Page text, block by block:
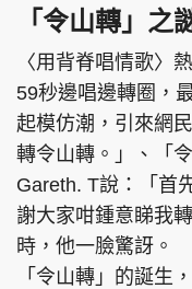
「令山轉」之
〈用背脊唱情歌〉
59秒邊唱邊轉圈，
起模仿潮，引來網
轉令山轉。」、「
Gareth. T說：「首
謝大家咁鍾意睇我
時，他一臉驚訝。
「令山轉」的誕生